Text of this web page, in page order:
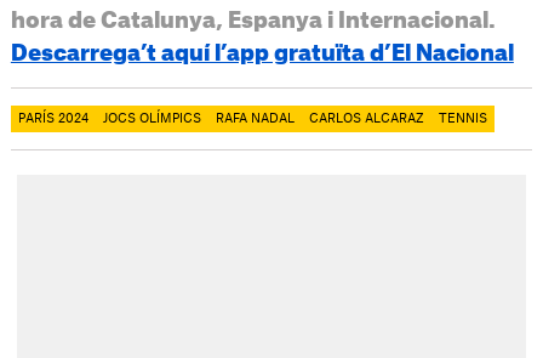
hora de Catalunya, Espanya i Internacional.
Descarrega’t aquí l’app gratuïta d’El Nacional
PARÍS 2024 JOCS OLÍMPICS RAFA NADAL CARLOS ALCARAZ TENNIS